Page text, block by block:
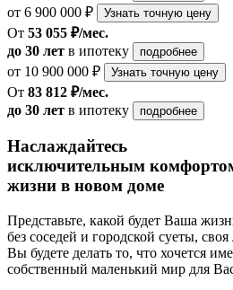
от 6 900 000 ₽ Узнать точную цену
От 53 055 ₽/мес.
до 30 лет в ипотеку подробнее
от 10 900 000 ₽ Узнать точную цену
От 83 812 ₽/мес.
до 30 лет в ипотеку подробнее
Наслаждайтесь
исключительным
жизни в новом доме
Представьте, какой будет Ваша
без соседей и городской суеты,
Вы будете делать то, что хочется
собственный маленький мир для